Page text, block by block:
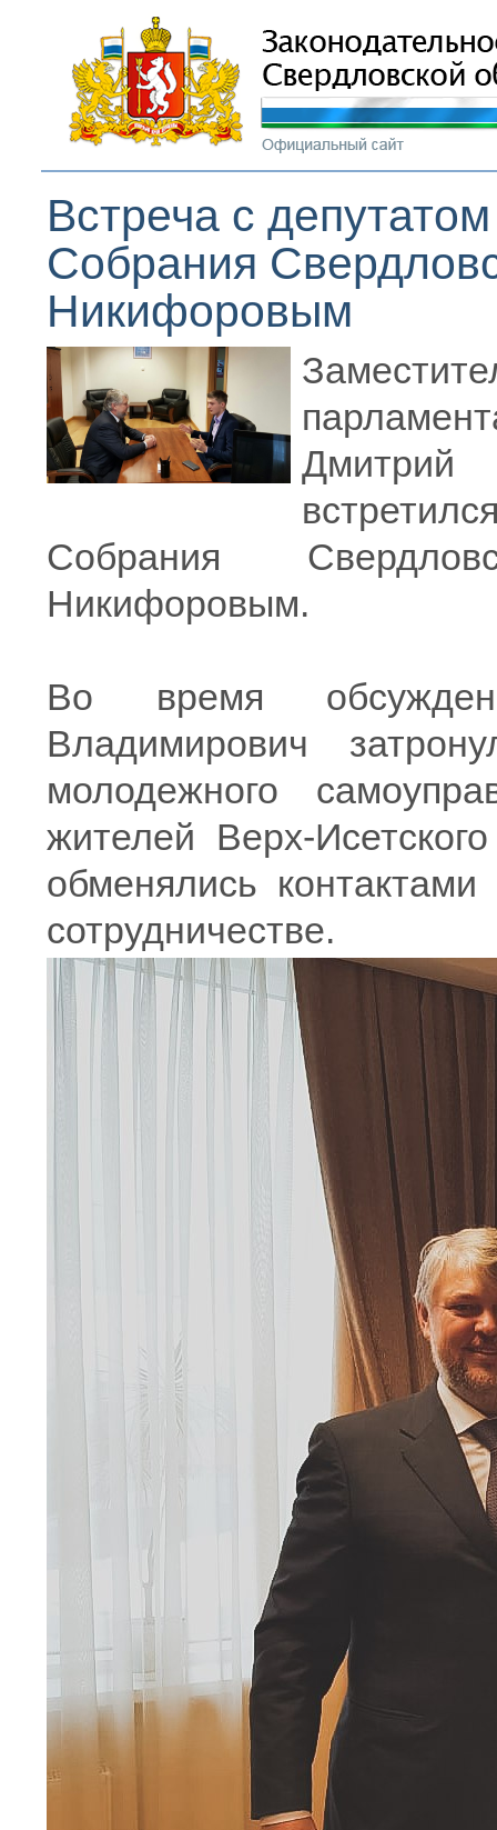
Встреча с
Собрания
Никифоровым
Cобрания
Никифоровым.
Во время
Владимирович
молодежного
жителей Верх-
обменялись
сотрудничестве.